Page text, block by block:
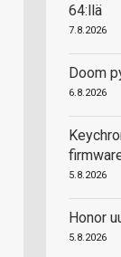
64:llä
7.8.2026
Doom
6.8.2026
5.8.2026
Honor
5.8.2026